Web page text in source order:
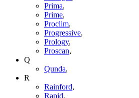
Prima,
Prime,
Proclim,
Progressive,
Prology,
Proscan,
Q
Qunda,
R
Rainford,
Rapid,